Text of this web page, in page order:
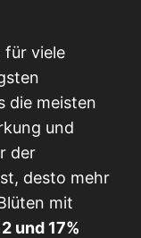
für viele
die meisten
und
der
desto mehr
mit
und 17%